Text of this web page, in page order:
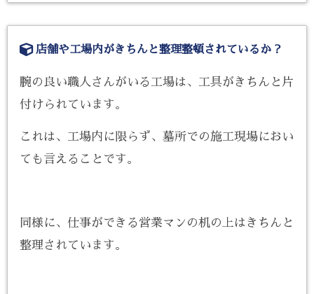
店舗や工場内がきちんと整理整頓されているか？
腕の良い職人さんがいる工場は、工具がきちんと片
付けられています。
これは、工場内に限らず、墓所での施工現場におい
ても言えることです。
同様に、仕事ができる営業マンの机の上はきちんと
整理されています。